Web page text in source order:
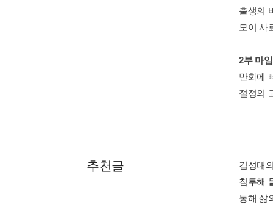
출생의
모이 사
2부 마
만화에
절정의
추천글
김성대
침투해
통해 삶